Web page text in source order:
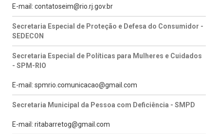
E-mail: contatoseim@rio.rj.gov.br
Secretaria Especial de Proteção e Defesa do Consumidor -
SEDECON
Secretaria Especial de Políticas para Mulheres e Cuidados
- SPM-RIO
E-mail: spmrio.comunicacao@gmail.com
Secretaria Municipal da Pessoa com Deficiência - SMPD
E-mail: ritabarretog@gmail.com